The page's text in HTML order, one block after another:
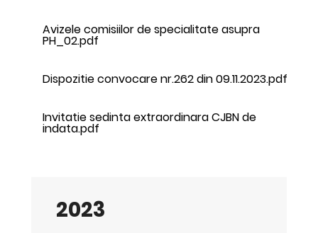
Avizele comisiilor de specialitate asupra
PH_02.pdf
Dispozitie convocare nr.262 din 09.11.2023.pdf
Invitatie sedinta extraordinara CJBN de
indata.pdf
2023